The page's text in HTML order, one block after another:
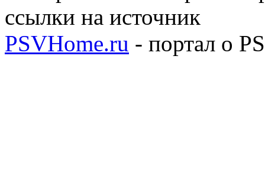
ссылки на источник
PSVHome.ru - портал о